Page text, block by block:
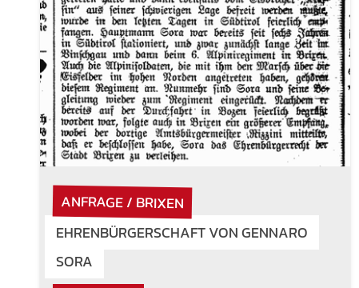
ANFRAGE / BRIXEN
EHRENBÜRGERSCHAFT VON GENNARO
SORA